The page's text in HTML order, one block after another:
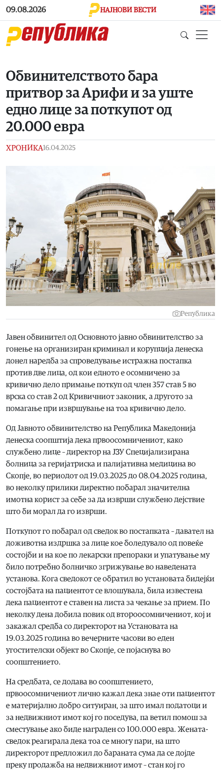
Skip to main content
09.08.2026 НАЈНОВИ ВЕСТИ
Обвинителството бара
притвор за Арифи и за уште
едно лице за поткупот од
20.000 евра
ХРОНИКА16.04.2025
Република
Јавен обвинител од Основното јавно обвинителство за
гонење на организиран криминал и корупција денеска
донел наредба за спроведување истражна постапка
против две лица, од кои едното е осомничено за
кривично дело примање поткуп од член 357 став 5 во
врска со став 2 од Кривичниот законик, а другото за
помагање при извршување на тоа кривично дело.
Од Јавното обвинителство на Република Македонија
денеска соопштија дека првоосомничениот, како
службено лице – директор на ЈЗУ Специјализирана
болница за геријатриска и палијативна медицина во
Скопје, во периодот од 19.03.2025 до 08.04.2025 година,
во неколку прилики директно побарал значителна
имотна корист за себе за да изврши службено дејствие
што би морал да го изврши.
Поткупот го побарал од сведок во постапката – давател на
доживотна издршка за лице кое боледувало од повеќе
состојби и на кое по лекарски препораки и упатување му
било потребно болничко згрижување во наведената
установа. Кога сведокот се обратил во установата бидејќи
состојбата на пациентот се влошувала, била известена
дека пациентот е ставен на листа за чекање за прием. По
неколку дена добила повик од второосомничениот, кој и
закажал средба со директорот на Установата на
19.03.2025 година во вечерните часови во еден
угостителски објект во Скопје, се појаснува во
соопштението.
На средбата, се додава во соопштението,
првоосомничениот лично кажал дека знае оти пациентот
е материјално добро ситуиран, за што имал податоци и
за недвижниот имот кој го поседува, па ветил помош за
сместување ако биде награден со 100.000 евра. Жената-
сведок реагирала дека тоа се многу пари, на што
директорот предложил до бараната сума да се дојде
преку продажба на недвижниот имот – стан кој го